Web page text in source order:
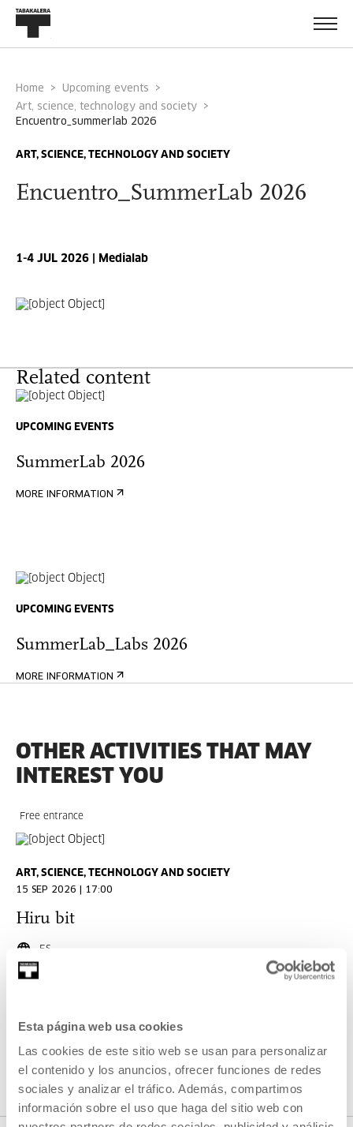
Esta página web usa cookies
Las cookies de este sitio web se usan para personalizar
el contenido y los anuncios, ofrecer funciones de redes
sociales y analizar el tráfico. Además, compartimos
información sobre el uso que haga del sitio web con
Home
Upcoming events
Art, science, technology and society
encuentro_summerlab 2026
ART, SCIENCE, TECHNOLOGY AND SOCIETY
Encuentro_SummerLab 2026
1-4 JUL 2026 | Medialab
Related content
UPCOMING EVENTS
SummerLab 2026
MORE INFORMATION
UPCOMING EVENTS
SummerLab_Labs 2026
MORE INFORMATION
OTHER ACTIVITIES THAT MAY
INTEREST YOU
Free entrance
ART, SCIENCE, TECHNOLOGY AND SOCIETY
15 SEP 2026 | 17:00
Hiru bit
ES
READ MORE